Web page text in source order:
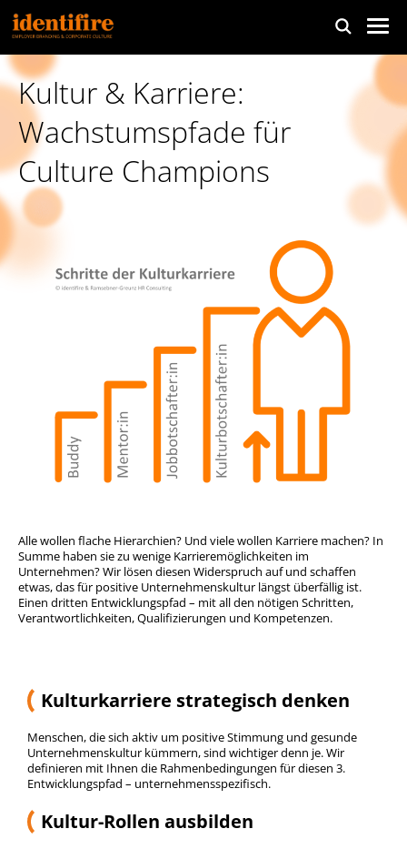
Kultur & Karriere:
Wachstumspfade für
Culture Champions
Alle wollen flache Hierarchien? Und viele wollen Karriere machen? In
Summe haben sie zu wenige Karrieremöglichkeiten im
Unternehmen? Wir lösen diesen Widerspruch auf und schaffen
etwas, das für positive Unternehmenskultur längst überfällig ist.
Einen dritten Entwicklungspfad – mit all den nötigen Schritten,
Verantwortlichkeiten, Qualifizierungen und Kompetenzen.
Kulturkarriere strategisch denken
Menschen, die sich aktiv um positive Stimmung und gesunde
Unternehmenskultur kümmern, sind wichtiger denn je. Wir
definieren mit Ihnen die Rahmenbedingungen für diesen 3.
Entwicklungspfad – unternehmensspezifisch.
Kultur-Rollen ausbilden